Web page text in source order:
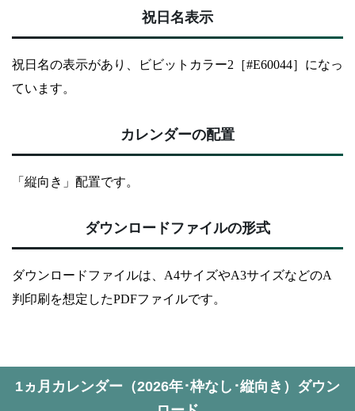
祝日名表示
祝日名の表示があり、ビビットカラー2［#E60044］になっ
ています。
カレンダーの配置
「縦向き」配置です。
ダウンロードファイルの形式
ダウンロードファイルは、A4サイズやA3サイズなどのA
判印刷を想定したPDFファイルです。
1ヵ月カレンダー（2026年･枠なし･縦向き）ダウン